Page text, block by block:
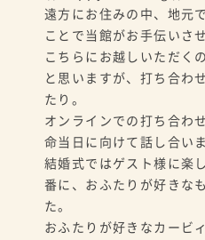
遠方にお住みの中、地元
ことで当館がお手伝いさ
こちらにお越しいただく
と思いますが、打ち合わ
たり。
オンラインでの打ち合わ
命当日に向けて話し合い
結婚式ではゲスト様に楽
番に、おふたりが好きな
た。
おふたりが好きなカービ